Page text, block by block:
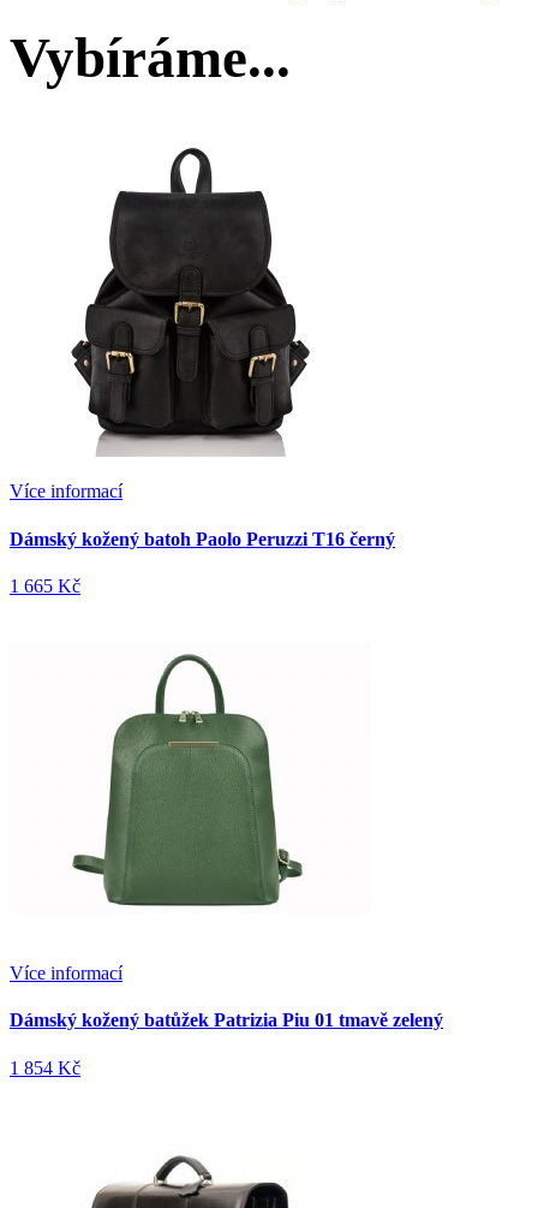
Vybíráme...
Více informací
Dámský kožený batoh Paolo Peruzzi T16 černý
1 665 Kč
Více informací
Dámský kožený batůžek Patrizia Piu 01 tmavě zelený
1 854 Kč